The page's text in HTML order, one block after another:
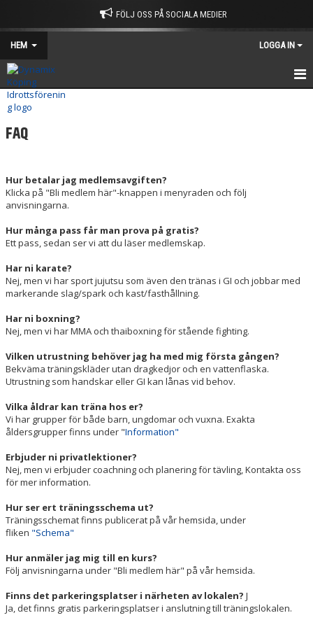
FÖLJ OSS PÅ SOCIALA MEDIER
HEM LOGGA IN
HEM
KALENDER
OM KLUBBEN
FAQ
FAQ
Hur betalar jag medlemsavgiften?
Klicka på "Bli medlem här"-knappen i menyraden och följ
anvisningarna.
Hur många pass får man prova på gratis?
Ett pass, sedan ser vi att du läser medlemskap.
Har ni karate?
Nej, men vi har sport jujutsu som även den tränas i GI och jobbar med
markerande slag/spark och kast/fasthållning.
Har ni boxning?
Nej, men vi har MMA och thaiboxning för stående fighting.
Vilken utrustning behöver jag ha med mig första gången?
Bekväma träningskläder utan dragkedjor och en vattenflaska.
Utrustning som handskar eller GI kan lånas vid behov.
Vilka åldrar kan träna hos er?
Vi har grupper för både barn, ungdomar och vuxna. Exakta
åldersgrupper finns under "Information"
Erbjuder ni privatlektioner?
Nej, men vi erbjuder coachning och planering för tävling, Kontakta oss
för mer information.
Hur ser ert träningsschema ut?
Träningsschemat finns publicerat på vår hemsida, under
fliken "Schema"
Hur anmäler jag mig till en kurs?
Följ anvisningarna under "Bli medlem här" på vår hemsida.
Finns det parkeringsplatser i närheten av lokalen? J
Ja, det finns gratis parkeringsplatser i anslutning till träningslokalen.